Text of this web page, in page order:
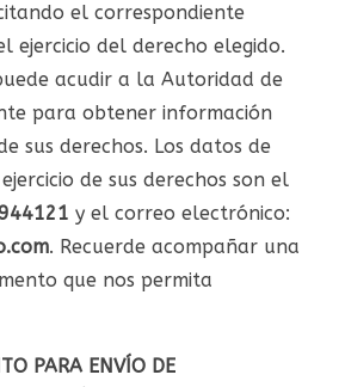
el correspondiente
ejercicio del derecho elegido.
acudir a la Autoridad de
para obtener información
sus derechos. Los datos de
de sus derechos son el
y el correo electrónico:
. Recuerde acompañar una
que nos permita
PARA ENVÍO DE